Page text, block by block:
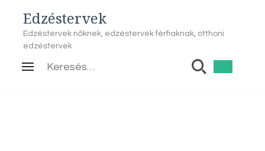
Edzéstervek
Edzéstervek nőknek, edzéstervek férfiaknak, otthoni
edzéstervek
Keresés: